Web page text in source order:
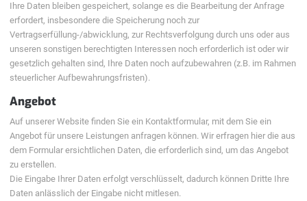
Ihre Daten bleiben gespeichert, solange es die Bearbeitung der Anfrage
erfordert, insbesondere die Speicherung noch zur
Vertragserfüllung-/abwicklung, zur Rechtsverfolgung durch uns oder aus
unseren sonstigen berechtigten Interessen noch erforderlich ist oder wir
gesetzlich gehalten sind, Ihre Daten noch aufzubewahren (z.B. im Rahmen
steuerlicher Aufbewahrungsfristen).
Angebot
Auf unserer Website finden Sie ein Kontaktformular, mit dem Sie ein
Angebot für unsere Leistungen anfragen können. Wir erfragen hier die aus
dem Formular ersichtlichen Daten, die erforderlich sind, um das Angebot
zu erstellen.
Die Eingabe Ihrer Daten erfolgt verschlüsselt, dadurch können Dritte Ihre
Daten anlässlich der Eingabe nicht mitlesen.